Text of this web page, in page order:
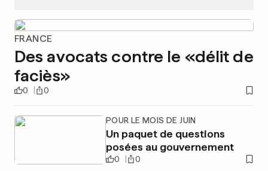
FRANCE
Des avocats contre le «délit de
faciès»
0 0
POUR LE MOIS DE JUIN
Un paquet de questions
posées au gouvernement
0 0